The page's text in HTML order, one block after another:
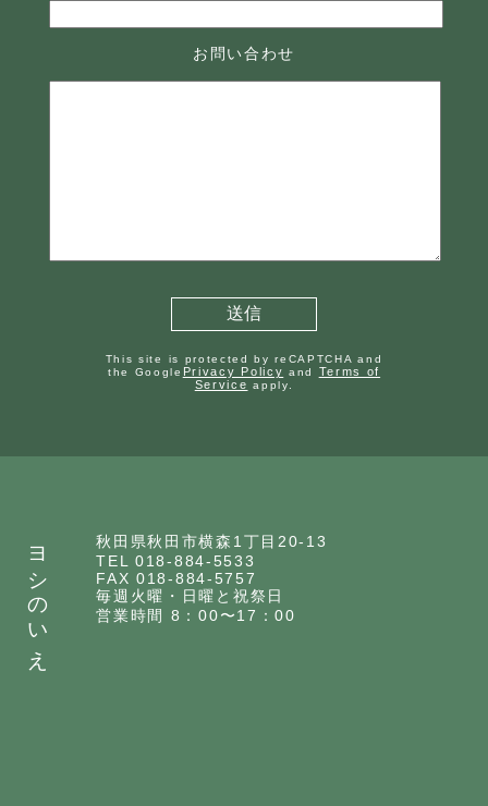
お問い合わせ
This site is protected by reCAPTCHA and
the Google Privacy Policy and Terms of
Service apply.
ヨシのいえ
秋田県秋田市横森1丁目20-13
TEL 018-884-5533
FAX 018-884-5757
毎週火曜・日曜と祝祭日
営業時間 8：00〜17：00